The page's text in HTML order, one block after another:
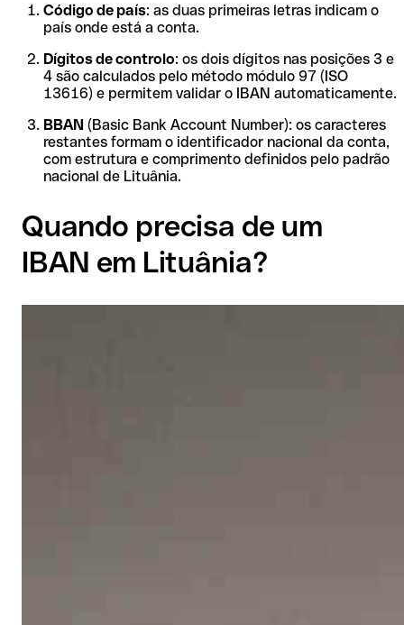
Código de país: as duas primeiras letras indicam o
país onde está a conta.
Dígitos de controlo: os dois dígitos nas posições 3 e
4 são calculados pelo método módulo 97 (ISO
13616) e permitem validar o IBAN automaticamente.
BBAN (Basic Bank Account Number): os caracteres
restantes formam o identificador nacional da conta,
com estrutura e comprimento definidos pelo padrão
nacional de Lituânia.
Quando precisa de um
IBAN em Lituânia?